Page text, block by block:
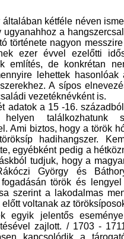
általában kétféle néven
ugyanahhoz a
története nagyon
ezer évvel ezelőtti
említés, de konkrétan
lehettek
A sípos
vezetéknévként is.
adatok a 15 -16.
találkozhatunk
Ami biztos, hogy a török
hadihangszer.
egyébként pedig a
tudjuk, hogy a
György és
fogadásán török és
szerint a lakodalmas
voltanak az
egyik jelentős
zajlott. / 1703 -
kapcsolódik a